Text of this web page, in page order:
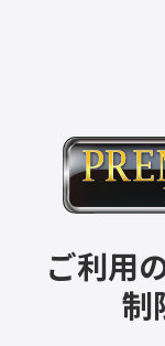
ご利用
制